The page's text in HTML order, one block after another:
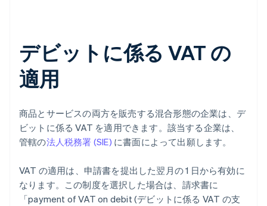
デビットに係る VAT の
適用
商品とサービスの両方を販売する混合形態の企業は、デ
ビットに係る VAT を適用できます。該当する企業は、
管轄の法人税務署 (SIE) に書面によって出願します。
VAT の適用は、申請書を提出した翌月の 1 日から有効に
なります。この制度を選択した場合は、請求書に
「payment of VAT on debit (デビットに係る VAT の支